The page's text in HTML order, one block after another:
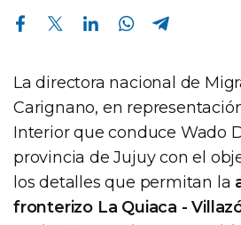
Compartir en Facebook Compartir en Twitter Compartir en Linkedin Compartir en Whatsapp
La directora nacional de
Carignano, en
Interior que conduce Wado
provincia de Jujuy con el
los detalles que permitan la
fronterizo La Quiaca -